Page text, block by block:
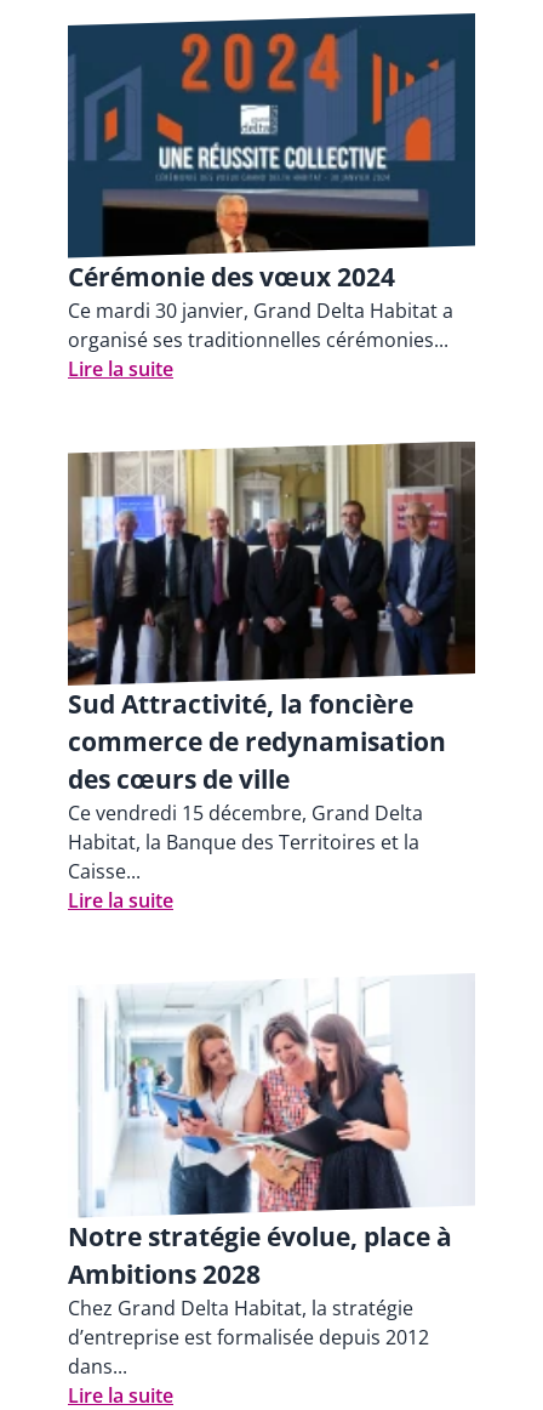
Cérémonie des vœux 2024
Ce mardi 30 janvier, Grand Delta Habitat a
organisé ses traditionnelles cérémonies...
Lire la suite
Sud Attractivité, la foncière
commerce de redynamisation
des cœurs de ville
Ce vendredi 15 décembre, Grand Delta
Habitat, la Banque des Territoires et la
Caisse...
Lire la suite
Notre stratégie évolue, place à
Ambitions 2028
Chez Grand Delta Habitat, la stratégie
d’entreprise est formalisée depuis 2012
dans...
Lire la suite